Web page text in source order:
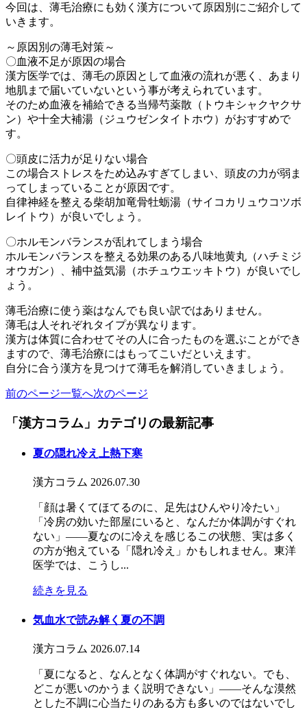
今回は、薄毛治療にも効く漢方について原因別にご紹介して
いきます。
～原因別の薄毛対策～
〇血液不足が原因の場合
漢方医学では、薄毛の原因として血液の流れが悪く、あまり
地肌まで届いていないという事が考えられています。
そのため血液を補給できる当帰芍薬散（トウキシャクヤクサ
ン）や十全大補湯（ジュウゼンタイトホウ）がおすすめで
す。
〇頭皮に活力が足りない場合
この場合ストレスをため込みすぎてしまい、頭皮の力が弱ま
ってしまっていることが原因です。
自律神経を整える柴胡加竜骨牡蛎湯（サイコカリュウコツボ
レイトウ）が良いでしょう。
〇ホルモンバランスが乱れてしまう場合
ホルモンバランスを整える効果のある八味地黄丸（ハチミジ
オウガン）、補中益気湯（ホチュウエッキトウ）が良いでし
ょう。
薄毛治療に使う薬はなんでも良い訳ではありません。
薄毛は人それぞれタイプが異なります。
漢方は体質に合わせてその人に合ったものを選ぶことができ
ますので、薄毛治療にはもってこいだといえます。
自分に合う漢方を見つけて薄毛を解消していきましょう。
前のページ一覧へ次のページ
「漢方コラム」カテゴリの最新記事
夏の隠れ冷え上熱下寒
漢方コラム 2026.07.30
「顔は暑くてほてるのに、足先はひんやり冷たい」
「冷房の効いた部屋にいると、なんだか体調がすぐれ
ない」――夏なのに冷えを感じるこの状態、実は多く
の方が抱えている「隠れ冷え」かもしれません。東洋
医学では、こうし...
続きを見る
気血水で読み解く夏の不調
漢方コラム 2026.07.14
「夏になると、なんとなく体調がすぐれない。でも、
どこが悪いのかうまく説明できない」――そんな漠然
とした不調に心当たりのある方も多いのではないでし